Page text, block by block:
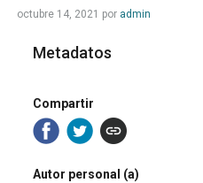
octubre 14, 2021 por admin
Metadatos
Compartir
Autor personal (a)